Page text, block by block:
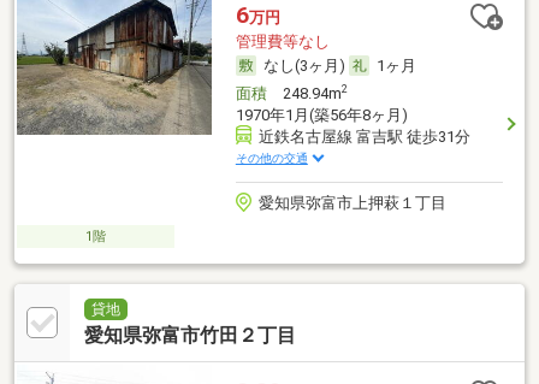
6万円
管理費等なし
なし(3ヶ月)
1ヶ月
面積248.94m2
1970年1月(築56年8ヶ月)
近鉄名古屋線 富吉駅 徒歩31分
その他の交通
愛知県弥富市上押萩１丁目
1階
貸地
愛知県弥富市竹田２丁目